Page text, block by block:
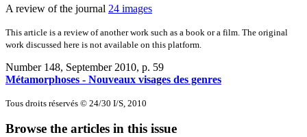
A review of the journal 24 images
This article is a review of another work such as a book or a film. The original
work discussed here is not available on this platform.
Number 148, September 2010, p. 59
Métamorphoses - Nouveaux visages des genres
Tous droits réservés © 24/30 I/S, 2010
Browse the articles in this issue